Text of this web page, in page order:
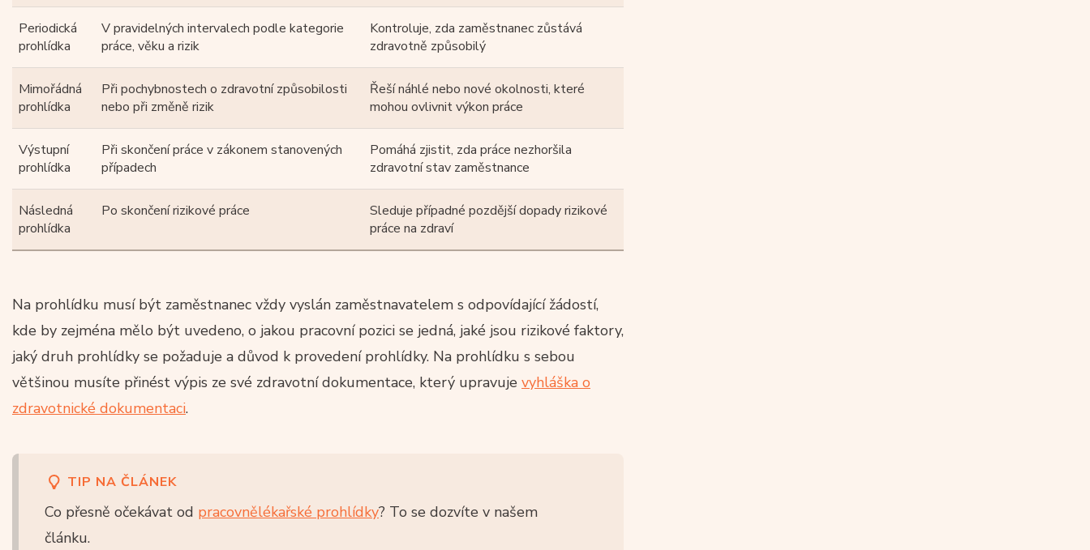
Periodická
prohlídka
V pravidelných intervalech podle kategorie
práce, věku a rizik
Kontroluje, zda zaměstnanec zůstává
zdravotně způsobilý
Mimořádná
prohlídka
Při pochybnostech o zdravotní způsobilosti
nebo při změně rizik
Řeší náhlé nebo nové okolnosti, které
mohou ovlivnit výkon práce
Výstupní
prohlídka
Při skončení práce v zákonem stanovených
případech
Pomáhá zjistit, zda práce nezhoršila
zdravotní stav zaměstnance
Následná
prohlídka
Po skončení rizikové práce
Sleduje případné pozdější dopady rizikové
práce na zdraví
Na prohlídku musí být zaměstnanec vždy vyslán zaměstnavatelem s odpovídající žádostí,
kde by zejména mělo být uvedeno, o jakou pracovní pozici se jedná, jaké jsou rizikové faktory,
jaký druh prohlídky se požaduje a důvod k provedení prohlídky. Na prohlídku s sebou
většinou musíte přinést výpis ze své zdravotní dokumentace, který upravuje vyhláška o
zdravotnické dokumentaci.
TIP NA ČLÁNEK
Co přesně očekávat od pracovnělékařské prohlídky? To se dozvíte v našem
článku.